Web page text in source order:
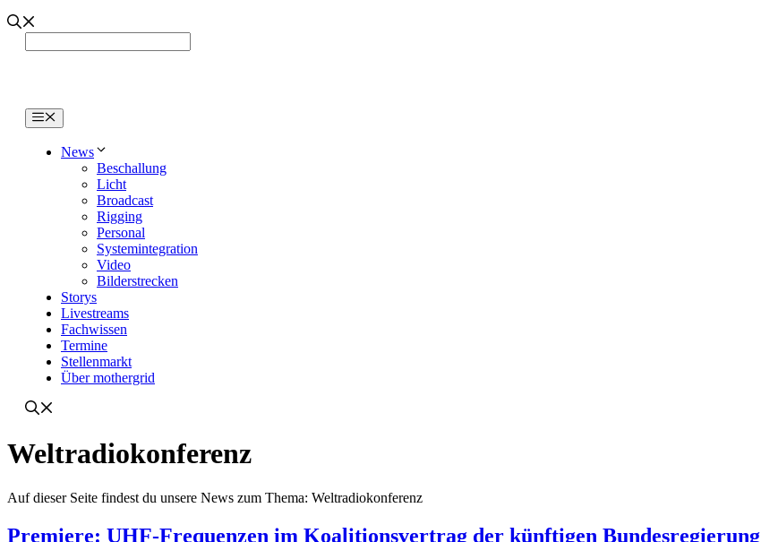
Menü
News
Beschallung
Licht
Broadcast
Rigging
Personal
Systemintegration
Video
Bilderstrecken
Storys
Livestreams
Fachwissen
Termine
Stellenmarkt
Über mothergrid
Weltradiokonferenz
Auf dieser Seite findest du unsere News zum Thema: Weltradiokonferenz
Premiere: UHF-Frequenzen im Koalitionsvertrag der künftigen Bundesregierung